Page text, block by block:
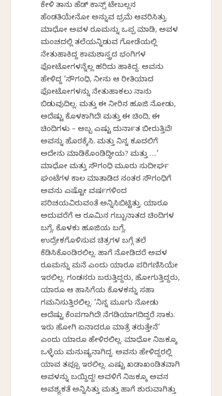
ಕೇಳಿ ತಾನು ಹೆಡ್ ಕಾನ್ಸ್ ಟೇಬಲ್ಲನ
ಹೆಂಡತಿಯೇನೋ ಅನ್ನುವ ಭ್ರಮೆ ಆವರಿಸಿತ್ತು.
ಮಾಧೋ ಅವಳ ರೂಮನ್ನು ಒಪ್ಪ ಮಾಡಿ, ಅವಳ
ಮಂಚದಲ್ಲಿ ತಲೆಯನ್ನಿಡುವ ಗೋಡೆಯಲ್ಲಿ
ನೇತುಹಾಕಿದ್ದ ಕಾಮಶಾಸ್ತ್ರದ ಭಂಗಿಗಳ
ಫೋಟೋಗಳನ್ನೆಲ್ಲ ಹರಿದು ಹಾಕಿದ್ದ. ಅವನು
ಹೇಳಿದ್ದ ‘ಸೌಗಂಧಿ, ನೀನು ಆ ರೀತಿಯಾದ
ಫೋಟೋಗಳನ್ನು ನೇತುಹಾಕಲು ನಾನು
ಬಿಡುವುದಿಲ್ಲ. ಮತ್ತು ಈ ನೀರಿನ ಹೂಜಿ ನೋಡು,
ಅದೆಷ್ಟು ಕೊಳಕಾಗಿದೆ! ಮತ್ತು ಈ ಚಿಂದಿ, ಈ
ಚಿಂದಿಗಳು – ಅಬ್ಬ ಎಷ್ಟು ದುರ್ನಾತ ಬೀರುತ್ತಿವೆ!
ಅವನ್ನು ಹೊರಕ್ಕೆಸಿ. ಮತ್ತು ನಿನ್ನ ಕೂದಲಿಗೆ
ಅದೇನು ಮಾಡಿಕೊಂಡಿದ್ದೀಯ? ಮತ್ತು ….’
ಮಾಧೋ ಮತ್ತು ಸೌಗಂಧಿ ಮೂರು ಸುದೀರ್ಘ
ಘಂಟೆಗಳ ಕಾಲ ಮಾತಾಡಿದ ನಂತರ ಸೌಗಂಧಿಗೆ
ಅವನು ಎಷ್ಟೋ ವರ್ಷಗಳಿಂದ
ಪರಿಚಯವಿರುವಂತೆ ಅನ್ನಿಸಿಬಿಟ್ಟಿತ್ತು. ಯಾರೂ
ಅದುವರೆಗೆ ಆ ರೂಮಿನ ಗಬ್ಬುನಾತದ ಚಿಂದಿಗಳ
ಬಗ್ಗೆ, ಕೊಳಕು ಹೂಜಿಯ ಬಗ್ಗೆ,
ಉದ್ರೇಕಗೊಳಿಸುವ ಚಿತ್ರಗಳ ಬಗ್ಗೆ ತಲೆ
ಕೆಡಿಸಿಕೊಂಡಿರಲಿಲ್ಲ. ಹಾಗೆ ನೋಡಿದರೆ ಅವಳ
ರೂಮನ್ನು ಮನೆ ಎಂದು ಯಾರೂ ಪರಿಗಣಿಸಿಯೇ
ಇರಲಿಲ್ಲ. ಗಂಡಸರು ಬರುತ್ತಿದ್ದರು, ಹೋಗುತ್ತಿದ್ದರು,
ಯಾರೂ ಆ ಹಾಸಿಗೆಯ ಕೊಳಕನ್ನು ಸಹಾ
ಗಮನಿಸುತ್ತಿರಲಿಲ್ಲ. ‘ನಿನ್ನ ಮೂಗು ನೋಡು
ಅದೆಷ್ಟು ಕೆಂಪಗಾಗಿದೆ! ನೆಗಡಿಯಾಗದಿದ್ದರೆ ಸಾಕು.
ಇರು ಹೋಗಿ ಏನಾದರೂ ಮಾತ್ರೆ ತರುತ್ತೇನೆ’
ಎಂದು ಯಾರೂ ಹೇಳಿರಲಿಲ್ಲ. ಮಾಧೋ ನಿಜಕ್ಕೂ
ಒಳ್ಳೆಯ ಮನುಷ್ಯನಾಗಿದ್ದ. ಅವನು ಹೇಳಿದ್ದರಲ್ಲಿ
ಯಾವ ತಪ್ಪೂ ಇರಲಿಲ್ಲ. ಎಷ್ಟು ಖಡಾಖಂಡಿತವಾಗಿ
ಅವಳನ್ನು ಬಯ್ದಿದ್ದ! ಅವಳಿಗೆ ನಿಜಕ್ಕೂ ಅವನ
ಅವಶ್ಯಕತೆ ಅನ್ನಿಸಿತ್ತು ಮತ್ತು ಹಾಗೆ ಶುರುವಾಗಿತ್ತು